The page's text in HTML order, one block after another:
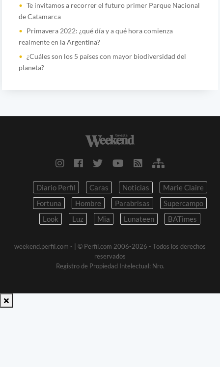
Te invitamos a recorrer el futuro primer Parque Nacional
de Catamarca
Primavera 2022: ¿qué día y a qué hora comienza
realmente en la Argentina?
¿Cuáles son los 5 países con mayor biodiversidad del
planeta?
Diario Perfil Caras Noticias
Marie Claire
Fortuna
Hombre Parabrisas
Supercampo
Look
Luz Mia Lunateen BATimes
weekend.perfil.com -
| © Perfil.com 2006-2026 - Todos los derechos
reservados
Registro de Propiedad Intelectual: Nro.